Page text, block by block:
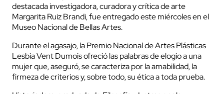
destacada investigadora, curadora y crítica de arte
Margarita Ruiz Brandi, fue entregado este miércoles en el
Museo Nacional de Bellas Artes.
Durante el agasajo, la Premio Nacional de Artes Plásticas
Lesbia Vent Dumois ofreció las palabras de elogio a una
mujer que, aseguró, se caracteriza por la amabilidad, la
firmeza de criterios y, sobre todo, su ética a toda prueba.